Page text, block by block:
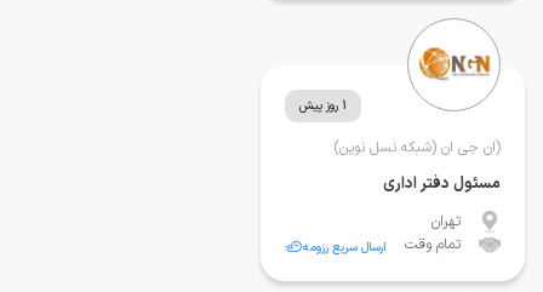
1 روز پیش
(ان جی ان (شبکه نسل نوین)
مسئول دفتر اداری
تهران
تمام وقت
ارسال سریع رزومه